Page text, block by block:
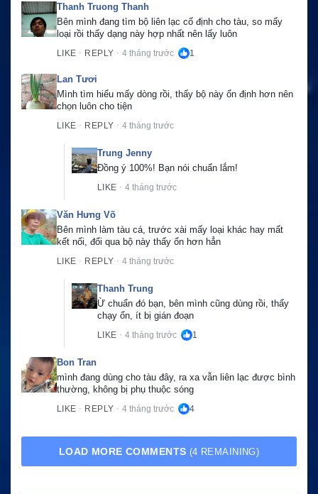
Thanh Truong Thanh
Bên mình đang tìm bộ liên lạc cố định cho tàu, so mấy
loại rồi thấy dạng này hợp nhất nên lấy luôn
LIKE · REPLY · 4 tháng trước 1
Lan Tươi
Mình tìm hiểu mấy dòng rồi, thấy bộ này ổn định hơn nên
chọn luôn cho tiện
LIKE · REPLY · 4 tháng trước
Trung Jenny
Đồng ý 100%! Bạn nói chuẩn lắm!
LIKE · 4 tháng trước
Văn Hưng Võ
Bên mình làm tàu cá, trước xài mấy loại khác hay mất
kết nối, đổi qua bộ này thấy ổn hơn hẳn
LIKE · REPLY · 4 tháng trước
Thanh Trung
Ừ chuẩn đó bạn, bên mình cũng dùng rồi, thấy
chạy ổn, ít bị gián đoạn
LIKE · 4 tháng trước 1
Bon Tran
mình đang dùng cho tàu đây, ra xa vẫn liên lạc được bình
thường, không bị phụ thuộc sóng
LIKE · REPLY · 4 tháng trước 4
LOAD MORE COMMENTS (4 REMAINING)